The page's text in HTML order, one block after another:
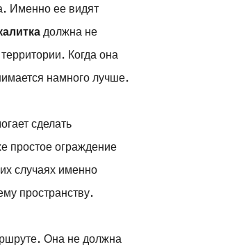
Именно ее видят
должна не
Когда она
намного лучше.
сделать
простое ограждение
случаях именно
пространству.
Она не должна